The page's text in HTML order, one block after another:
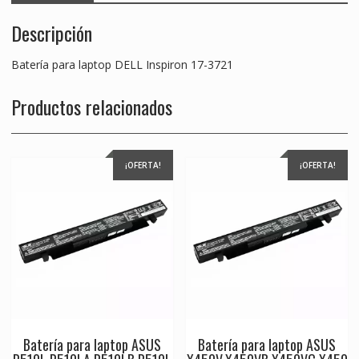
Descripción
Batería para laptop DELL Inspiron 17-3721
Productos relacionados
¡OFERTA!
Batería para laptop ASUS
¡OFERTA!
Batería para laptop ASUS